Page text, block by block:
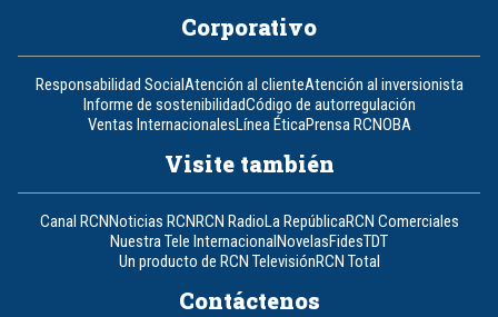
Corporativo
Responsabilidad SocialAtención al clienteAtención al inversionista
Informe de sostenibilidadCódigo de autorregulación
Ventas InternacionalesLínea ÉticaPrensa RCNOBA
Visite también
Canal RCNNoticias RCNRCN RadioLa RepúblicaRCN Comerciales
Nuestra Tele InternacionalNovelasFidesTDT
Un producto de RCN TelevisiónRCN Total
Contáctenos